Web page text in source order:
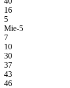
16
5
Mie-5
7
10
30
37
43
46